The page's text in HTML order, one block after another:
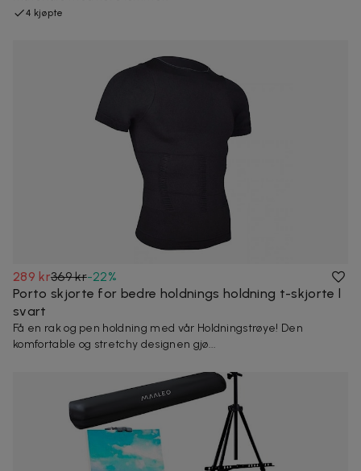
4 kjøpte
289 kr369 kr-22%
Porto skjorte for bedre holdnings holdning t-skjorte l
svart
Få en rak og pen holdning med vår Holdningstrøye! Den
komfortable og stretchy designen gjø...